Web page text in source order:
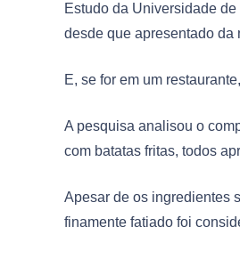
Estudo da Universidade
desde que apresentado da
E, se for em um
A pesquisa analisou o
com batatas fritas, todos
Apesar de os ingredientes
finamente fatiado foi